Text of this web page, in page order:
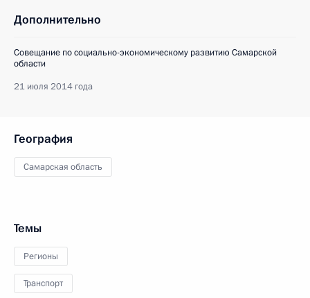
Дополнительно
Совещание по социально-экономическому развитию Самарской
области
21 июля 2014 года
География
Самарская область
Темы
Регионы
Транспорт